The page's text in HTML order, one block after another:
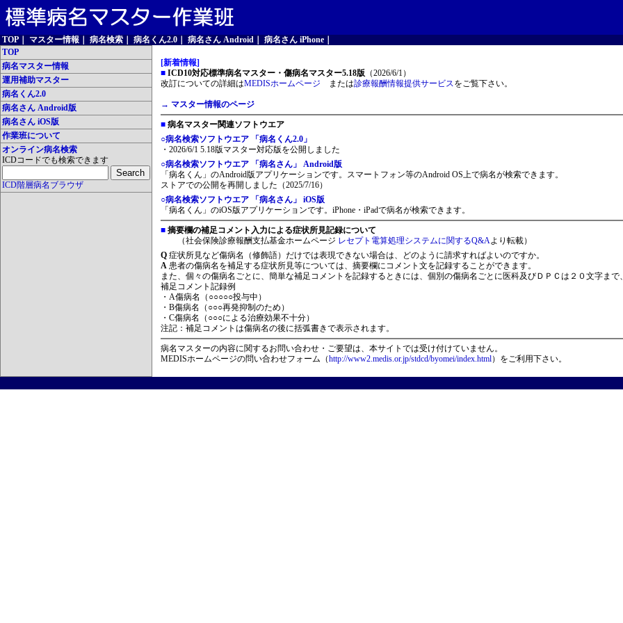
TOP マスター情報 病名検索 病名くん2.0 病名さん Android 病名さん iPhone
TOP
病名マスター情報
運用補助マスター
病名くん2.0
病名さん Android版
病名さん iOS版
作業班について
オンライン病名検索
ICDコードでも検索できます
ICD階層病名ブラウザ
[新着情報]
■ ICD10対応標準病名マスター・傷病名マスター5.18版 （2026/6/1）
改訂についての詳細はMEDISホームページ または診療報酬情報提供サービスをご覧下さい。
→ マスター情報のページ
■ 病名マスター関連ソフトウエア
○病名検索ソフトウエア 「病名くん2.0」
・2026/6/1 5.18版マスター対応版を公開しました
○病名検索ソフトウエア 「病名さん」 Android版
「病名くん」のAndroid版アプリケーションです。スマートフォン等のAndroid OS上で病名が検索できます。
ストアでの公開を再開しました（2025/7/16）
○病名検索ソフトウエア 「病名さん」 iOS版
「病名くん」のiOS版アプリケーションです。iPhone・iPadで病名が検索できます。
■ 摘要欄の補足コメント入力による症状所見記録について
（社会保険診療報酬支払基金ホームページ レセプト電算処理システムに関するQ&Aより転載）
Q 症状所見など傷病名（修飾語）だけでは表現できない場合は、どのように請求すればよいのですか。
A 患者の傷病名を補足する症状所見等については、摘要欄にコメント文を記録することができます。
また、個々の傷病名ごとに、簡単な補足コメントを記録するときには、個別の傷病名ごとに医科及びＤＰＣは２０文字まで
補足コメント記録例
・A傷病名（○○○○○投与中）
・B傷病名（○○○再発抑制のため）
・C傷病名（○○○による治療効果不十分）
注記：補足コメントは傷病名の後に括弧書きで表示されます。
病名マスターの内容に関するお問い合わせ・ご要望は、本サイトでは受け付けていません。
MEDISホームページの問い合わせフォーム（http://www2.medis.or.jp/stdcd/byomei/index.html）をご利用下さい。